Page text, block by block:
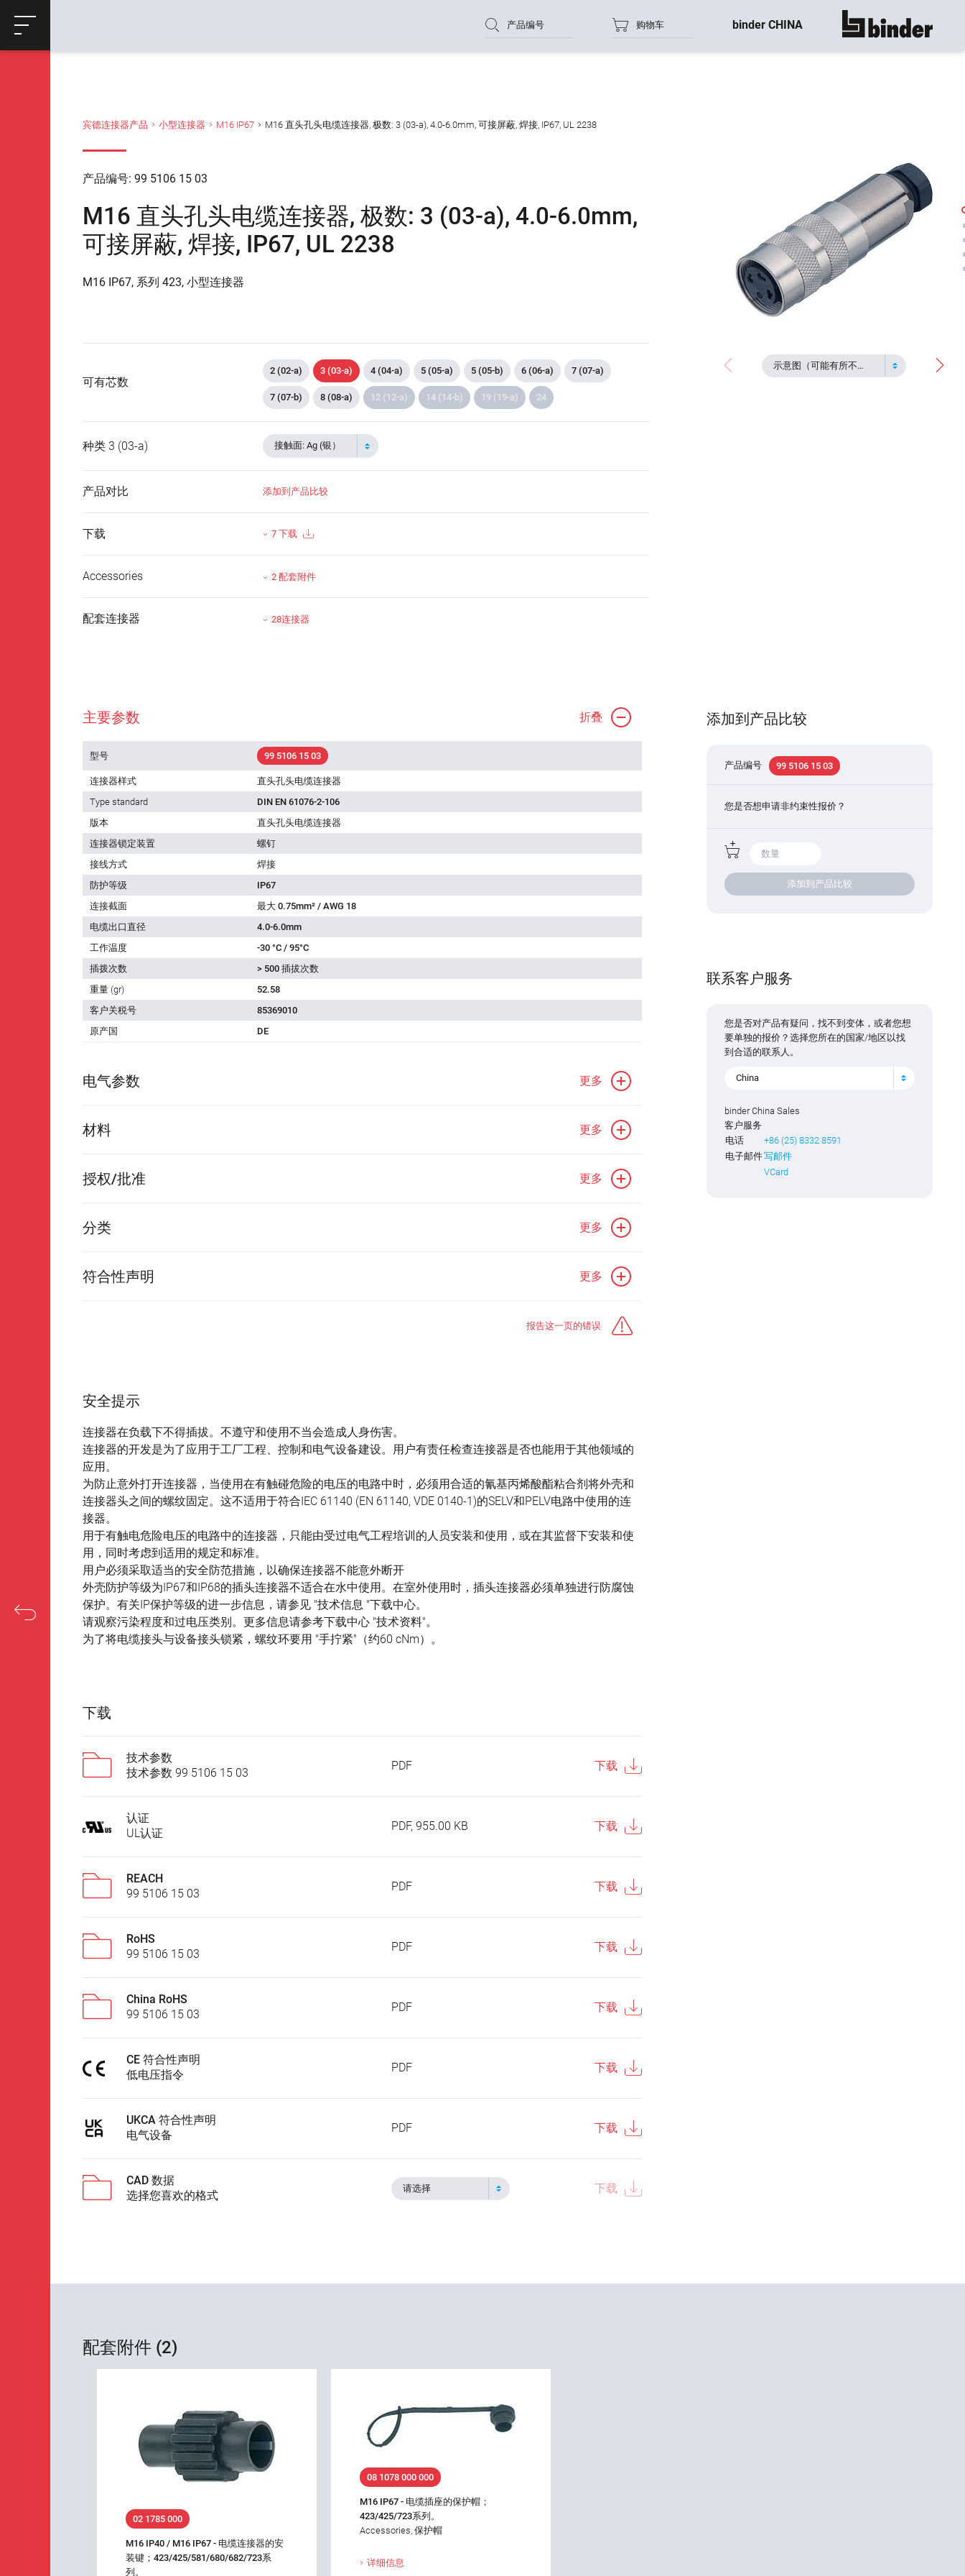
购物车
产品编号 购物车 binder CHINA 显示所有
宾德连接器产品 小型连接器 M16 IP67 M16 直头孔头电缆连接器, 极数: 3 (03-a), 4.0-6.0mm, 可接屏蔽, 焊接, IP67, UL 2238
产品编号: 99 5106 15 03
M16 直头孔头电缆连接器, 极数: 3 (03-a), 4.0-6.0mm,
可接屏蔽, 焊接, IP67, UL 2238
M16 IP67, 系列 423, 小型连接器
示意图（可能有所不同）
可有芯数
2 (02-a) 3 (03-a) 4 (04-a) 5 (05-a) 5 (05-b) 6 (06-a) 7 (07-a)
7 (07-b) 8 (08-a) 12 (12-a) 14 (14-b) 19 (19-a) 24
种类 3 (03-a) 接触面: Ag (银）
产品对比 添加到产品比较
下载 7 下载
Accessories 2 配套附件
配套连接器 28连接器
主要参数 折叠
型号 99 5106 15 03
连接器样式
直头孔头电缆连接器
Type standard
DIN EN 61076-2-106
版本
直头孔头电缆连接器
连接器锁定装置
螺钉
接线方式
焊接
防护等级
IP67
连接截面
最大 0.75mm² / AWG 18
电缆出口直径
4.0-6.0mm
工作温度
-30 °C / 95°C
插拨次数
> 500 插拔次数
重量 (gr)
52.58
客户关税号
85369010
原产国
DE
电气参数 更多
材料 更多
授权/批准 更多
分类 更多
符合性声明 更多
报告这一页的错误
安全提示
连接器在负载下不得插拔。不遵守和使用不当会造成人身伤害。
连接器的开发是为了应用于工厂工程、控制和电气设备建设。用户有责任检查连接器是否也能用于其他领域的
应用。
为防止意外打开连接器，当使用在有触碰危险的电压的电路中时，必须用合适的氰基丙烯酸酯粘合剂将外壳和
连接器头之间的螺纹固定。这不适用于符合IEC 61140 (EN 61140, VDE 0140-1)的SELV和PELV电路中使用的连
接器。
用于有触电危险电压的电路中的连接器，只能由受过电气工程培训的人员安装和使用，或在其监督下安装和使
用，同时考虑到适用的规定和标准。
用户必须采取适当的安全防范措施，以确保连接器不能意外断开
外壳防护等级为IP67和IP68的插头连接器不适合在水中使用。在室外使用时，插头连接器必须单独进行防腐蚀
保护。有关IP保护等级的进一步信息，请参见 "技术信息 "下载中心。
请观察污染程度和过电压类别。更多信息请参考下载中心 "技术资料"。
为了将电缆接头与设备接头锁紧，螺纹环要用 "手拧紧"（约60 cNm）。
下载
技术参数
技术参数 99 5106 15 03
PDF 下载
认证
UL认证
PDF, 955.00 KB 下载
REACH
99 5106 15 03
PDF 下载
RoHS
99 5106 15 03
PDF 下载
China RoHS
99 5106 15 03
PDF 下载
CE 符合性声明
低电压指令
PDF 下载
UKCA 符合性声明
电气设备
PDF 下载
CAD 数据
选择您喜欢的格式
请选择 下载
添加到产品比较
产品编号 99 5106 15 03
您是否想申请非约束性报价？
添加到产品比较
联系客户服务
您是否对产品有疑问，找不到变体，或者您想
要单独的报价？选择您所在的国家/地区以找
到合适的联系人。
China
binder China Sales
客户服务
电话
+86 (25) 8332 8591
电子邮件写邮件
VCard
配套附件 (2)
02 1785 000
M16 IP40 / M16 IP67 - 电缆连接器的安
装键；423/425/581/680/682/723系
列。
08 1078 000 000
M16 IP67 - 电缆插座的保护帽；
423/425/723系列。
Accessories, 保护帽
详细信息